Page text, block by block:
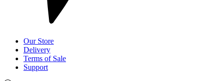
Our Store
Delivery
Terms of Sale
Support